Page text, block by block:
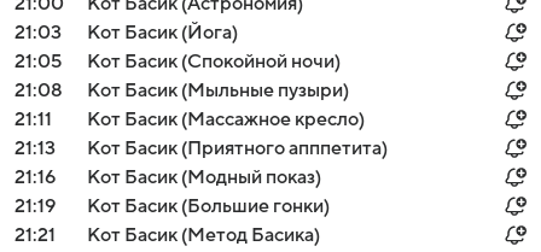
21:03
Кот Басик (Йога)
21:05
Кот Басик (Спокойной ночи)
21:08
Кот Басик (Мыльные пузыри)
21:11
Кот Басик (Массажное кресло)
21:13
Кот Басик (Приятного апппетита)
21:16
Кот Басик (Модный показ)
21:19
Кот Басик (Большие гонки)
21:21
Кот Басик (Метод Басика)